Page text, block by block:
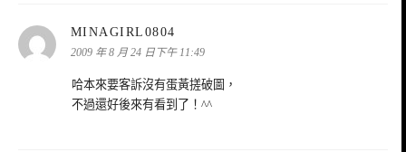
MINAGIRL0804
示:
2009 年 8 月 24 日下午 11:49
哈本來要客訴沒有蛋黃搓破圖，
不過還好後來有看到了！^^